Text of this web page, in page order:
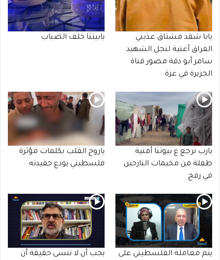
يابا شقد مشتاق عذبني
الفراق أغنية لنجل الشهيد
سامر أبو دقة مصور قناة
الجزيرة في غزة
يابيتنا خلف الضباب
يارب نرجع ع بيوتنا أمنية
طفلة من مخيمات النازحين
في رفح
ياروح القلب بكلمات مؤثرة
فلسطيني يودع حفيدته
يتم معاملة الفلسطيني على
يجب أن لا ننسى حقيقة أن